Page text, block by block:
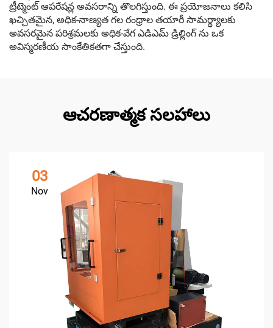
ట్రీట్మెంట్ ఆపరేషన్ల అవసరాన్ని తొలగిస్తుంది. ఈ ప్రయోజనాలు కలిసి
ఖచ్చితమైన, అధిక-నాణ్యత గల రంధ్రాల తయారీ సామర్థ్యాలకు
అవసరమైన పరిశ్రమలకు అధిక-వేగ ఎడిఎమ్ డ్రిల్లింగ్ ను ఒక
అవిస్మరణీయ సాంకేతికతగా చేస్తుంది.
ఆచరణాత్మక సలహాలు
03
Nov